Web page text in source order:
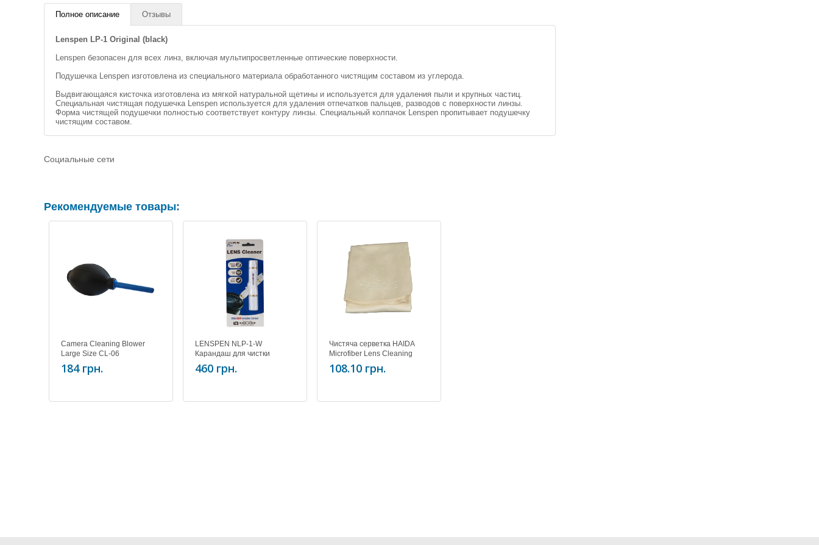
Полное описание Отзывы
Lenspen LP-1 Original (black)
Lenspen безопасен для всех линз, включая мультипросветленные оптические поверхности.
Подушечка Lenspen изготовлена из специального материала обработанного чистящим составом из углерода.
Выдвигающаяся кисточка изготовлена из мягкой натуральной щетины и используется для удаления пыли и крупных частиц.
Специальная чистящая подушечка Lenspen используется для удаления отпечатков пальцев, разводов с поверхности линзы.
Форма чистящей подушечки полностью соответствует контуру линзы. Специальный колпачок Lenspen пропитывает подушечку
чистящим составом.
Социальные сети
Рекомендуемые товары:
Camera Cleaning Blower
Large Size CL-06
184 грн.
LENSPEN NLP-1-W
Карандаш для чистки
оптики LENSPEN Original
(Lens Cleaner) NLP-1-W (
460 грн.
Чистяча серветка HAIDA
Microfiber Lens Cleaning
Cloth (Brown Color) 30x30cm
108.10 грн.